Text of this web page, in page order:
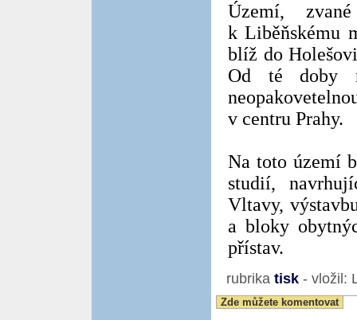
Území,
k Liběňskému
blíž do
Od té doby
v centru Prahy.
Na toto území
studií,
Vltavy,
a bloky
přístav.
rubrika tisk - vložil:
Zde můžete komentovat